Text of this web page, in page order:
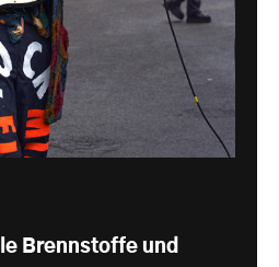
Brennstoffe und